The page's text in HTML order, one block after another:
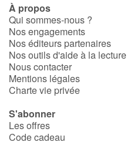
À propos
Qui sommes-nous ?
Nos engagements
Nos éditeurs partenaires
Nos outils d'aide à la lecture
Nous contacter
Mentions légales
Charte vie privée
S'abonner
Les offres
Code cadeau